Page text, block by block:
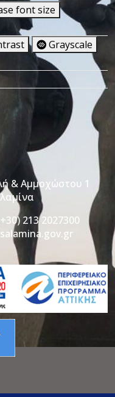
font size
Grayscale
& Αμμοχώστου 1
213 2027300